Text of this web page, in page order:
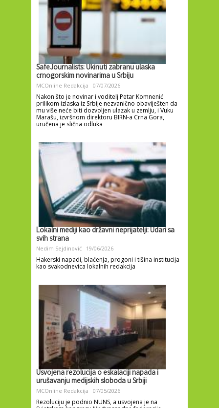
SafeJournalists: Ukinuti zabranu ulaska
crnogorskim novinarima u Srbiju
MCOnline Redakcija 07/07/2026
Nakon što je novinar i voditelj Petar Komnenić
prilikom izlaska iz Srbije nezvanično obaviješten da
mu više neće biti dozvoljen ulazak u zemlju, i Vuku
Marašu, izvršnom direktoru BIRN-a Crna Gora,
uručena je slična odluka
Lokalni mediji kao državni neprijatelji: Udari sa
svih strana
Nedim Sejdinović 19/06/2026
Hakerski napadi, blaćenja, progoni i tišina institucija
kao svakodnevica lokalnih redakcija
Usvojena rezolucija o eskalaciji napada i
urušavanju medijskih sloboda u Srbiji
MCOnline Redakcija 07/05/2026
Rezoluciju je podnio NUNS, a usvojena je na